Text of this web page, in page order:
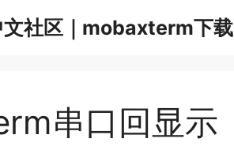
社区｜mobaxterm下载
串口回显示